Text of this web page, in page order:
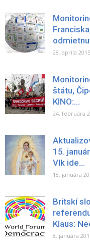
28. apríla 2015
štátu,
KINO:...
24. februára
15.
Vlk ide...
18. januára
Britskí
Klaus:
8. januára